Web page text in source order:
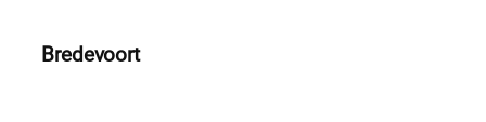
Bredevoort